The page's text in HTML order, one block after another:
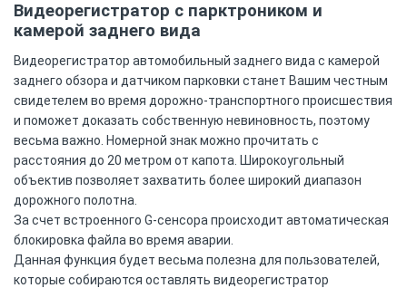
Видеорегистратор с парктроником и
камерой заднего вида
Видеорегистратор автомобильный заднего вида с камерой
заднего обзора и датчиком парковки станет Вашим честным
свидетелем во время дорожно-транспортного происшествия
и поможет доказать собственную невиновность, поэтому
весьма важно. Номерной знак можно прочитать с
расстояния до 20 метром от капота. Широкоугольный
объектив позволяет захватить более широкий диапазон
дорожного полотна.
За счет встроенного G-сенсора происходит автоматическая
блокировка файла во время аварии.
Данная функция будет весьма полезна для пользователей,
которые собираются оставлять видеорегистратор